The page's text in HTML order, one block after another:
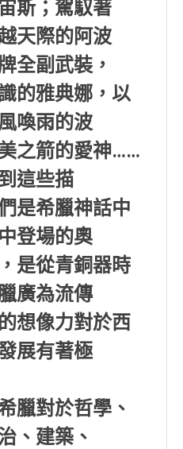
斯；駕馭著
天際的阿波
全副武裝，
的雅典娜，以
喚雨的波
之箭的愛神……
這些描
是希臘神話中
登場的奧
是從青銅器時
廣為流傳
想像力對於西
展有著極
臘對於哲學、
、建築、